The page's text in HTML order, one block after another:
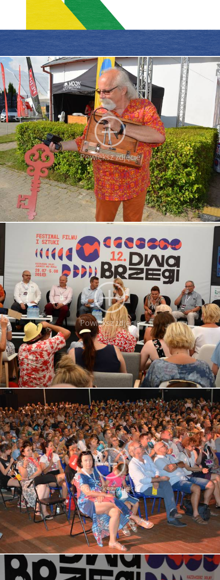
Powiększ zdjęcie
Powiększ zdjęcie
Powiększ zdjęcie